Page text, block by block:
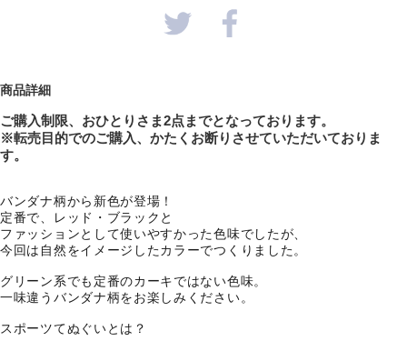
商品詳細
ご購入制限、おひとりさま2点までとなっております。
※転売目的でのご購入、かたくお断りさせていただいておりま
す。
バンダナ柄から新色が登場！
定番で、レッド・ブラックと
ファッションとして使いやすかった色味でしたが、
今回は自然をイメージしたカラーでつくりました。
グリーン系でも定番のカーキではない色味。
一味違うバンダナ柄をお楽しみください。
スポーツてぬぐいとは？